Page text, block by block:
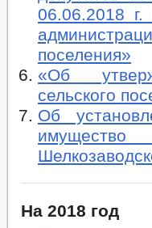
06.06.2018
поселения»
«Об
сельского
Об
На 2018 год